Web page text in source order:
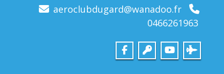
aeroclubdugard@wanadoo.fr
0466261963